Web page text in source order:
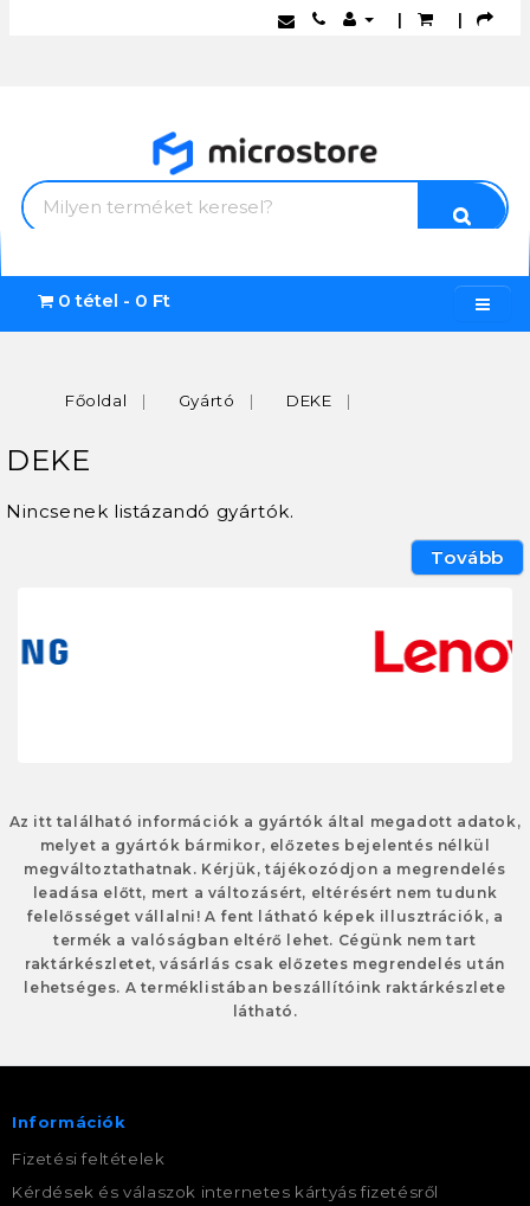
| |
0 tétel - 0 Ft
Főoldal Gyártó DEKE
DEKE
Nincsenek listázandó gyártók.
Tovább
Az itt található információk a gyártók által megadott adatok,
melyet a gyártók bármikor, előzetes bejelentés nélkül
megváltoztathatnak. Kérjük, tájékozódjon a megrendelés
leadása előtt, mert a változásért, eltérésért nem tudunk
felelősséget vállalni! A fent látható képek illusztrációk, a
termék a valóságban eltérő lehet. Cégünk nem tart
raktárkészletet, vásárlás csak előzetes megrendelés után
lehetséges. A terméklistában beszállítóink raktárkészlete
látható.
Információk
Fizetési feltételek
Kérdések és válaszok internetes kártyás fizetésről